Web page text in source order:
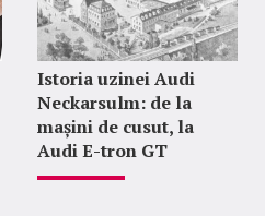
Istoria uzinei Audi
Neckarsulm: de la
mașini de cusut, la
Audi E-tron GT